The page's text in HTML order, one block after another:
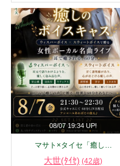
08/07 19:34 UP!
マサト×タイセ「癒し…
大世(ﾀｲｾ) (42歳)